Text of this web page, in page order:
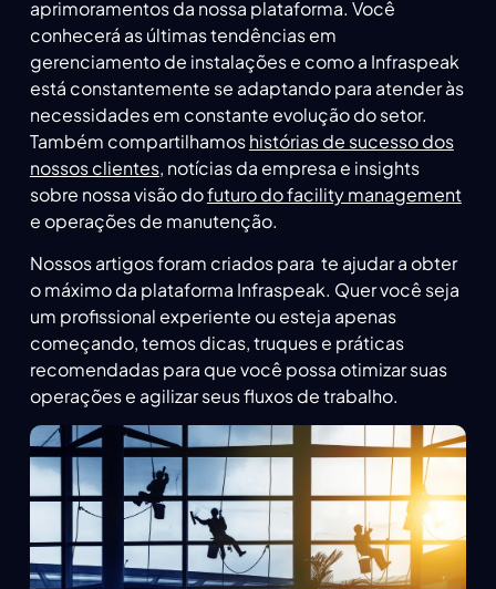
aprimoramentos da nossa plataforma. Você
conhecerá as últimas tendências em
gerenciamento de instalações e como a Infraspeak
está constantemente se adaptando para atender às
necessidades em constante evolução do setor.
Também compartilhamoshistórias de sucesso dos
nossos clientes, notícias da empresa e insights
sobre nossa visão dofuturo do facility management
e operações de manutenção.
Nossos artigos foram criados para te ajudar a obter
o máximo da plataforma Infraspeak. Quer você seja
um profissional experiente ou esteja apenas
começando, temos dicas, truques e práticas
recomendadas para que você possa otimizar suas
operações e agilizar seus fluxos de trabalho.